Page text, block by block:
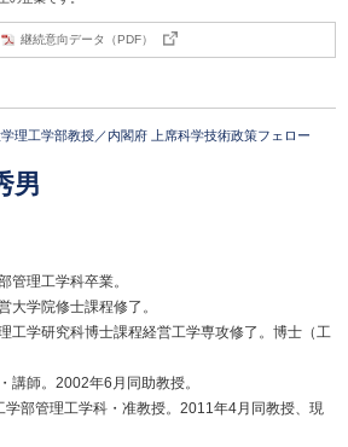
継続意向データ（PDF）
理工学部教授／内閣府 上席科学技術政策フェロー
男
管理工学科卒業。
大学院修士課程修了。
工学研究科博士課程経営工学専攻修了。博士（工
講師。2002年6月同助教授。
部管理工学科・准教授。2011年4月同教授、現